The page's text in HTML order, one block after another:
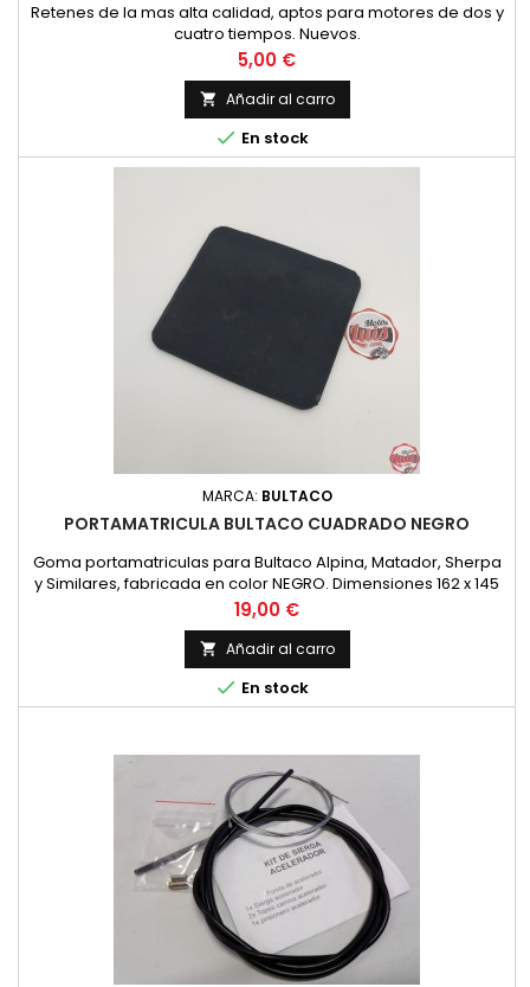
Retenes de la mas alta calidad, aptos para motores de dos y
cuatro tiempos. Nuevos.
Precio
5,00 €
 Añadir al carro
 En stock
MARCA: BULTACO
PORTAMATRICULA BULTACO CUADRADO NEGRO
Goma portamatriculas para Bultaco Alpina, Matador, Sherpa
y Similares, fabricada en color NEGRO. Dimensiones 162 x 145
mm. Nueva
Precio
19,00 €
 Añadir al carro
 En stock